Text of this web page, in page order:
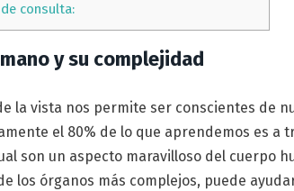
consulta:
y su complejidad
la vista nos permite ser conscientes de
el 80% de lo que aprendemos es a
son un aspecto maravilloso del cuerpo
los órganos más complejos, puede